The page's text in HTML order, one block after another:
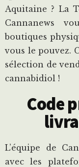
Aquitaine ? La
Cannanews
boutiques
vous le pouvez.
sélection de
cannabidiol !
Code
L’équipe de
avec les